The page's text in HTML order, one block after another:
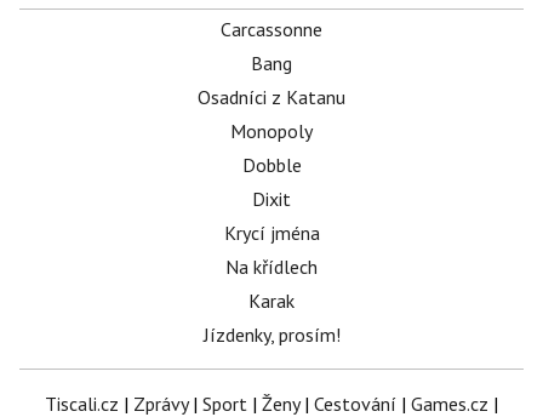
Carcassonne
Bang
Osadníci z Katanu
Monopoly
Dobble
Dixit
Krycí jména
Na křídlech
Karak
Jízdenky, prosím!
Tiscali.cz | Zprávy| Sport | Ženy| Cestování | Games.cz |